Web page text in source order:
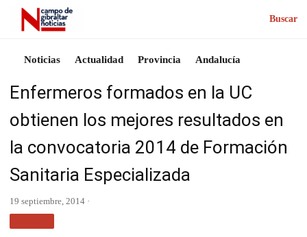
Buscar
Noticias Actualidad Provincia Andalucía
Enfermeros formados en la UC
obtienen los mejores resultados en
la convocatoria 2014 de Formación
Sanitaria Especializada
19 septiembre, 2014 ·